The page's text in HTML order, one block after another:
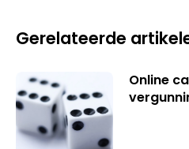
Gerelateerde
Online